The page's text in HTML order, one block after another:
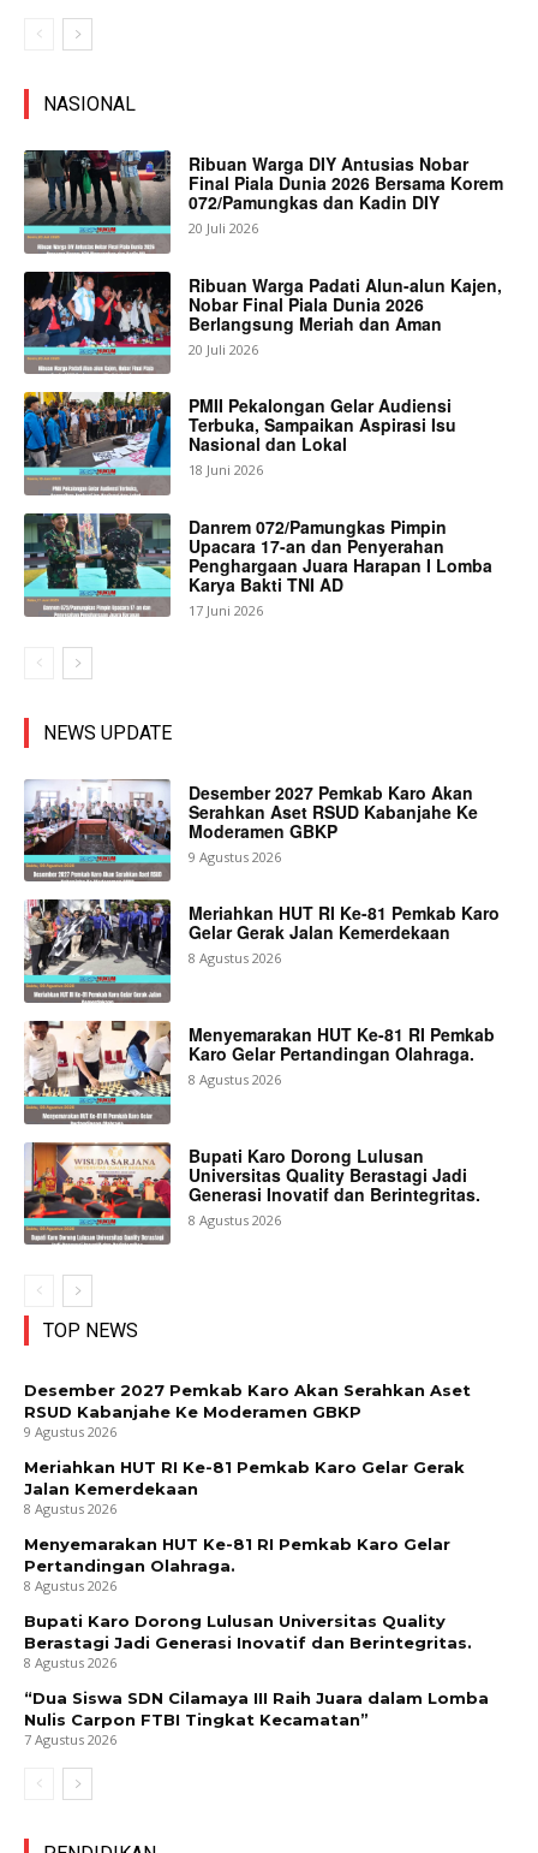
NASIONAL
Ribuan Warga DIY Antusias Nobar
Final Piala Dunia 2026 Bersama Korem
072/Pamungkas dan Kadin DIY
20 Juli 2026
Ribuan Warga Padati Alun-alun Kajen,
Nobar Final Piala Dunia 2026
Berlangsung Meriah dan Aman
20 Juli 2026
PMII Pekalongan Gelar Audiensi
Terbuka, Sampaikan Aspirasi Isu
Nasional dan Lokal
18 Juni 2026
Danrem 072/Pamungkas Pimpin
Upacara 17-an dan Penyerahan
Penghargaan Juara Harapan I Lomba
Karya Bakti TNI AD
17 Juni 2026
NEWS UPDATE
Desember 2027 Pemkab Karo Akan
Serahkan Aset RSUD Kabanjahe Ke
Moderamen GBKP
9 Agustus 2026
Meriahkan HUT RI Ke-81 Pemkab Karo
Gelar Gerak Jalan Kemerdekaan
8 Agustus 2026
Menyemarakan HUT Ke-81 RI Pemkab
Karo Gelar Pertandingan Olahraga.
8 Agustus 2026
Bupati Karo Dorong Lulusan
Universitas Quality Berastagi Jadi
Generasi Inovatif dan Berintegritas.
8 Agustus 2026
TOP NEWS
Desember 2027 Pemkab Karo Akan Serahkan Aset
RSUD Kabanjahe Ke Moderamen GBKP
9 Agustus 2026
Meriahkan HUT RI Ke-81 Pemkab Karo Gelar Gerak
Jalan Kemerdekaan
8 Agustus 2026
Menyemarakan HUT Ke-81 RI Pemkab Karo Gelar
Pertandingan Olahraga.
8 Agustus 2026
Bupati Karo Dorong Lulusan Universitas Quality
Berastagi Jadi Generasi Inovatif dan Berintegritas.
8 Agustus 2026
“Dua Siswa SDN Cilamaya III Raih Juara dalam Lomba
Nulis Carpon FTBI Tingkat Kecamatan”
7 Agustus 2026